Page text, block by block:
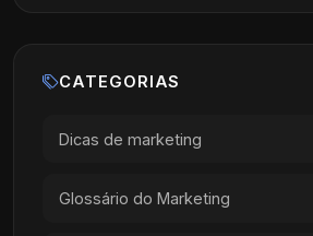
CATEGORIAS
Dicas de marketing
Glossário do Marketing